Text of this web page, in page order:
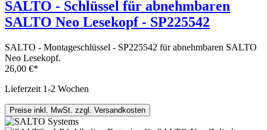
SALTO - Schlüssel für abnehmbaren
SALTO Neo Lesekopf - SP225542
SALTO - Montageschlüssel - SP225542 für abnehmbaren SALTO
Neo Lesekopf.
26,00 €*
Lieferzeit 1-2 Wochen
Preise inkl. MwSt. zzgl. Versandkosten